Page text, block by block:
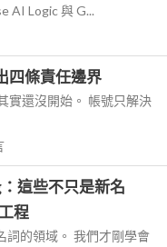
AI Logic 與 G...
四條責任邊界
實還沒開始。 帳號只解決
這些不只是新名
程
的領域。 我們才剛學會